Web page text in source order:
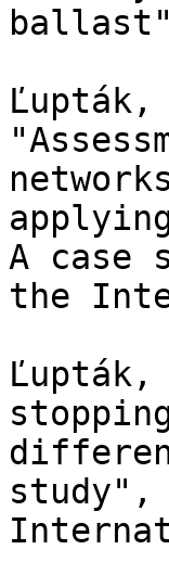
networks
A case
the
study",